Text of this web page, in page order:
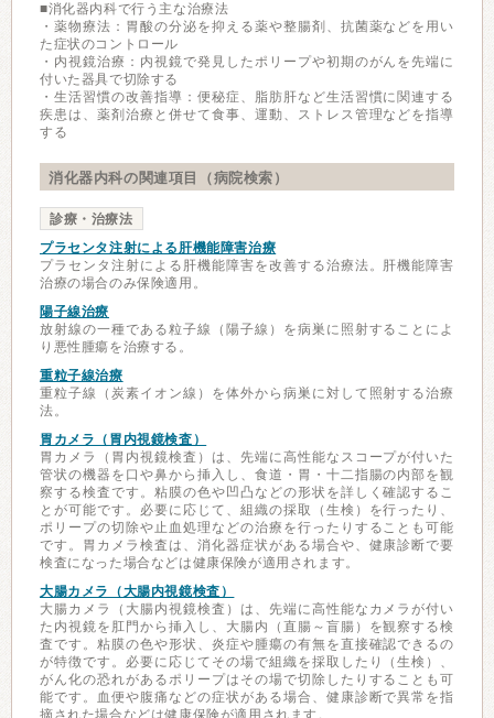
■消化器内科で行う主な治療法
・薬物療法：胃酸の分泌を抑える薬や整腸剤、抗菌薬などを用い
た症状のコントロール
・内視鏡治療：内視鏡で発見したポリープや初期のがんを先端に
付いた器具で切除する
・生活習慣の改善指導：便秘症、脂肪肝など生活習慣に関連する
疾患は、薬剤治療と併せて食事、運動、ストレス管理などを指導
する
消化器内科の関連項目（病院検索）
診療・治療法
プラセンタ注射による肝機能障害治療
プラセンタ注射による肝機能障害を改善する治療法。肝機能障害
治療の場合のみ保険適用。
陽子線治療
放射線の一種である粒子線（陽子線）を病巣に照射することによ
り悪性腫瘍を治療する。
重粒子線治療
重粒子線（炭素イオン線）を体外から病巣に対して照射する治療
法。
胃カメラ（胃内視鏡検査）
胃カメラ（胃内視鏡検査）は、先端に高性能なスコープが付いた
管状の機器を口や鼻から挿入し、食道・胃・十二指腸の内部を観
察する検査です。粘膜の色や凹凸などの形状を詳しく確認するこ
とが可能です。必要に応じて、組織の採取（生検）を行ったり、
ポリープの切除や止血処理などの治療を行ったりすることも可能
です。胃カメラ検査は、消化器症状がある場合や、健康診断で要
検査になった場合などは健康保険が適用されます。
大腸カメラ（大腸内視鏡検査）
大腸カメラ（大腸内視鏡検査）は、先端に高性能なカメラが付い
た内視鏡を肛門から挿入し、大腸内（直腸～盲腸）を観察する検
査です。粘膜の色や形状、炎症や腫瘍の有無を直接確認できるの
が特徴です。必要に応じてその場で組織を採取したり（生検）、
がん化の恐れがあるポリープはその場で切除したりすることも可
能です。血便や腹痛などの症状がある場合、健康診断で異常を指
摘された場合などは健康保険が適用されます。